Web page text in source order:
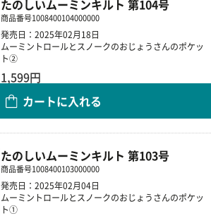
たのしいムーミンキルト 第104号
商品番号1008400104000000
発売日：2025年02月18日
ムーミントロールとスノークのおじょうさんのポケッ
ト②
1,599円
カートに入れる
たのしいムーミンキルト 第103号
商品番号1008400103000000
発売日：2025年02月04日
ムーミントロールとスノークのおじょうさんのポケッ
ト①